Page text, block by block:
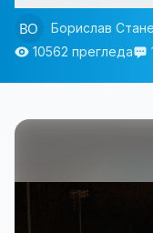
Борислав
10562 прегледа